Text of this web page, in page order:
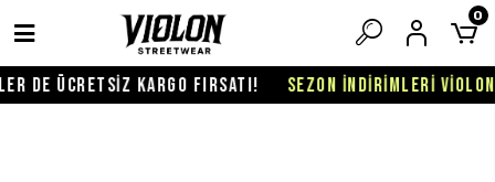
DE ÜCRETSİZ KARGO FIRSATI! SEZON İNDİRİMLERİ
0